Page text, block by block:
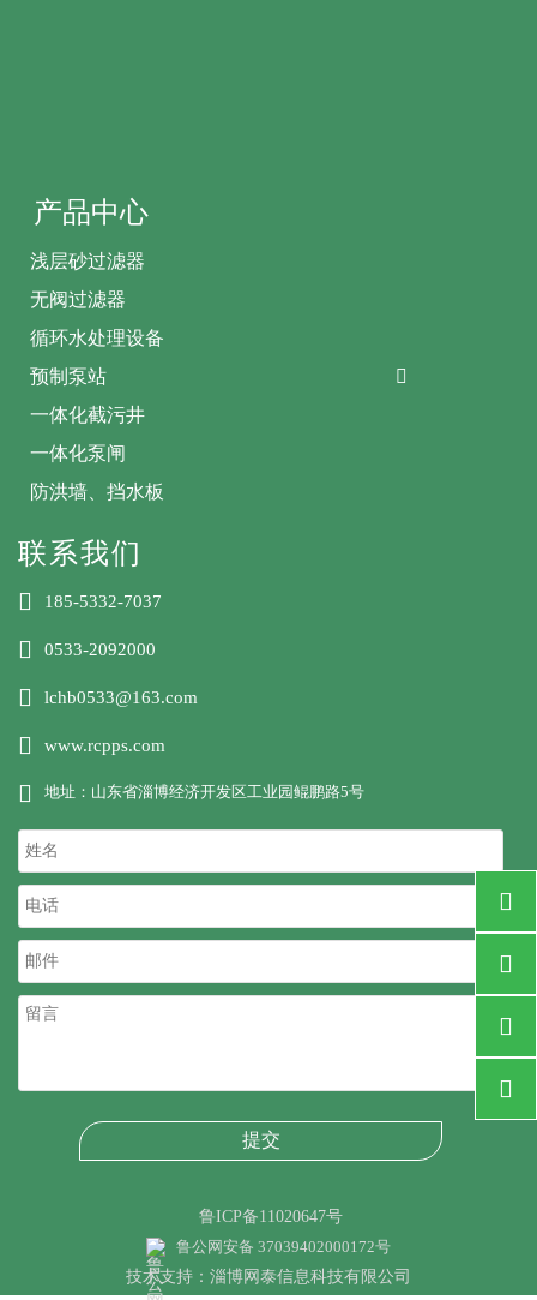
产品中心
浅层砂过滤器
无阀过滤器
循环水处理设备
预制泵站

一体化截污井
一体化泵闸
防洪墙、挡水板
联系我们
 185-5332-7037
 0533-2092000
 lchb0533@163.com
 www.rcpps.com
 地址：山东省淄博经济开发区工业园鲲鹏路5号
提交
鲁ICP备11020647号
鲁公网安备 37039402000172号
技术支持：淄博网泰信息科技有限公司



